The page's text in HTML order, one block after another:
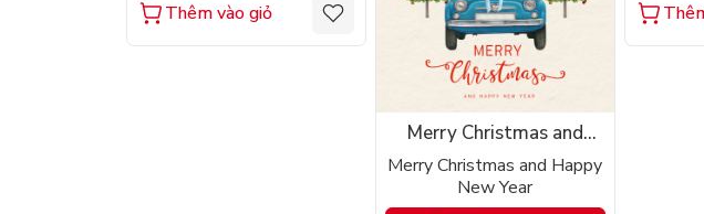
Thêm vào giỏ
Merry Christmas and
Happy New Year
Merry Christmas and Happy
New Year